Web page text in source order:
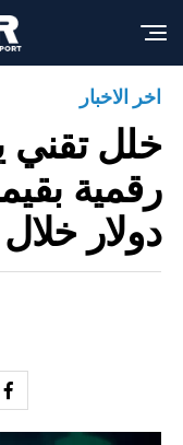
اخر الاخبار
خلل تقني
دولار